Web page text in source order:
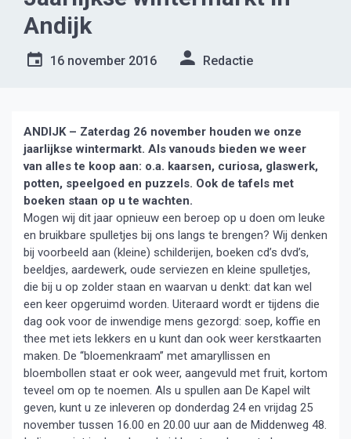
Andijk
16 november 2016 Redactie
ANDIJK – Zaterdag 26 november houden we onze
jaarlijkse wintermarkt. Als vanouds bieden we weer
van alles te koop aan: o.a. kaarsen, curiosa, glaswerk,
potten, speelgoed en puzzels. Ook de tafels met
boeken staan op u te wachten.
Mogen wij dit jaar opnieuw een beroep op u doen om leuke
en bruikbare spulletjes bij ons langs te brengen? Wij denken
bij voorbeeld aan (kleine) schilderijen, boeken cd’s dvd’s,
beeldjes, aardewerk, oude serviezen en kleine spulletjes,
die bij u op zolder staan en waarvan u denkt: dat kan wel
een keer opgeruimd worden. Uiteraard wordt er tijdens die
dag ook voor de inwendige mens gezorgd: soep, koffie en
thee met iets lekkers en u kunt dan ook weer kerstkaarten
maken. De “bloemenkraam” met amaryllissen en
bloembollen staat er ook weer, aangevuld met fruit, kortom
teveel om op te noemen. Als u spullen aan De Kapel wilt
geven, kunt u ze inleveren op donderdag 24 en vrijdag 25
november tussen 16.00 en 20.00 uur aan de Middenweg 48.